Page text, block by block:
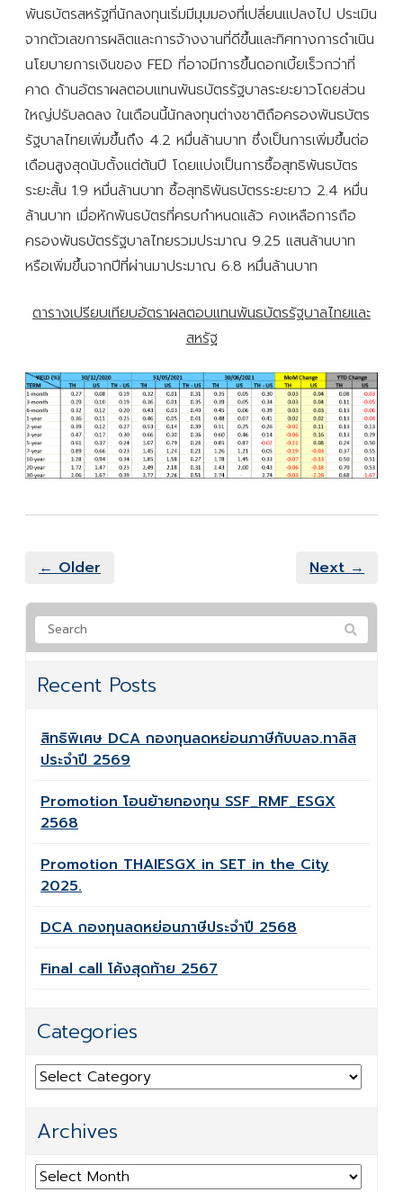
พันธบัตรสหรัฐที่นักลงทุนเริ่มมีมุมมองที่เปลี่ยนแปลงไป ประเมิน
จากตัวเลขการผลิตและการจ้างงานที่ดีขึ้นและทิศทางการดำเนิน
นโยบายการเงินของ FED ที่อาจมีการขึ้นดอกเบี้ยเร็วกว่าที่
คาด ด้านอัตราผลตอบแทนพันธบัตรรัฐบาลระยะยาวโดยส่วน
ใหญ่ปรับลดลง ในเดือนนี้นักลงทุนต่างชาติถือครองพันธบัตร
รัฐบาลไทยเพิ่มขึ้นถึง 4.2 หมื่นล้านบาท ซึ่งเป็นการเพิ่มขึ้นต่อ
เดือนสูงสุดนับตั้งแต่ต้นปี โดยแบ่งเป็นการซื้อสุทธิพันธบัตร
ระยะสั้น 1.9 หมื่นล้านบาท ซื้อสุทธิพันธบัตรระยะยาว 2.4 หมื่น
ล้านบาท เมื่อหักพันธบัตรที่ครบกำหนดแล้ว คงเหลือการถือ
ครองพันธบัตรรัฐบาลไทยรวมประมาณ 9.25 แสนล้านบาท
หรือเพิ่มขึ้นจากปีที่ผ่านมาประมาณ 6.8 หมื่นล้านบาท
ตารางเปรียบเทียบอัตราผลตอบแทนพันธบัตรรัฐบาลไทยและ
สหรัฐ
← Older Next →
Recent Posts
สิทธิพิเศษ DCA กองทุนลดหย่อนภาษีกับบลจ.ทาลิส
ประจำปี 2569
Promotion โอนย้ายกองทุน SSF_RMF_ESGX
2568
Promotion THAIESGX in SET in the City
2025.
DCA กองทุนลดหย่อนภาษีประจำปี 2568
Final call โค้งสุดท้าย 2567
Categories
Categories
Archives
Archives